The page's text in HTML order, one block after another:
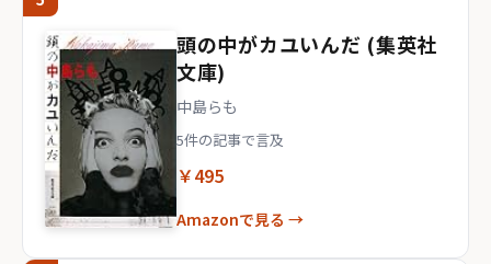
頭の中がカユいんだ (集英社
文庫)
中島らも
5件の記事で言及
￥495
Amazonで見る →